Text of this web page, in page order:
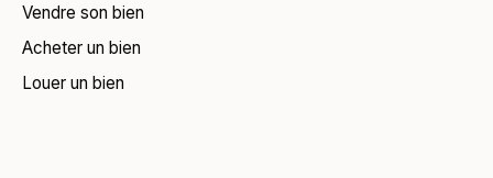
Vendre son bien
Acheter un bien
Louer un bien